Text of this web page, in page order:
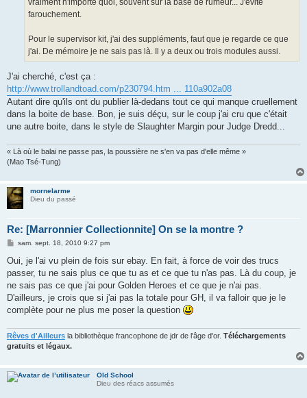
vraiment n'importe quoi, souvent sur la base de rumeur... J'évite
farouchement.
Pour le supervisor kit, j'ai des suppléments, faut que je regarde ce que
j'ai. De mémoire je ne sais pas là. Il y a deux ou trois modules aussi.
J'ai cherché, c'est ça :
http://www.trollandtoad.com/p230794.htm ... 110a902a08
Autant dire qu'ils ont du publier là-dedans tout ce qui manque cruellement
dans la boite de base. Bon, je suis déçu, sur le coup j'ai cru que c'était
une autre boite, dans le style de Slaughter Margin pour Judge Dredd...
« Là où le balai ne passe pas, la poussière ne s'en va pas d'elle même »
(Mao Tsé-Tung)
mornelarme
Dieu du passé
Re: [Marronnier Collectionnite] On se la montre ?
M
s
a
g
sam. sept. 18, 2010 9:27 pm
Oui, je l'ai vu plein de fois sur ebay. En fait, à force de voir des trucs
passer, tu ne sais plus ce que tu as et ce que tu n'as pas. Là du coup, je
ne sais pas ce que j'ai pour Golden Heroes et ce que je n'ai pas.
D'ailleurs, je crois que si j'ai pas la totale pour GH, il va falloir que je le
complète pour ne plus me poser la question
Rêves d'Ailleurs la bibliothèque francophone de jdr de l'âge d'or. Téléchargements
gratuits et légaux.
Old School
Dieu des réacs assumés